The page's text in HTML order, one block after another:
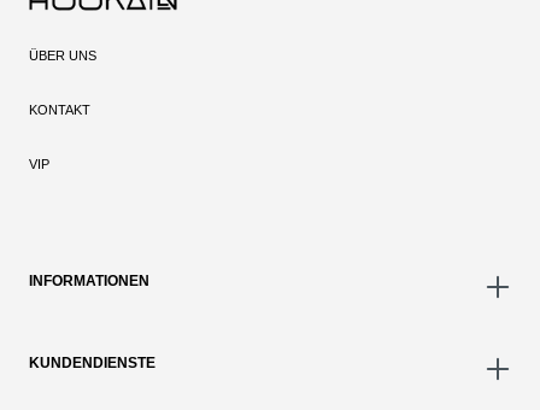
ÜBER UNS
KONTAKT
VIP
INFORMATIONEN
KUNDENDIENSTE